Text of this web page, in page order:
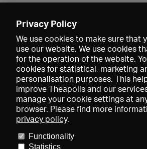
Données médiatiques
Privacy Policy
We use cookies to make sure that
use our website. We use cookies
for the operation of the website.
cookies for statistical, marketing
personalisation purposes. This
improve Theapolis and our
manage your cookie settings at
browser. Please find more
privacy policy.
Functionality
Statistics